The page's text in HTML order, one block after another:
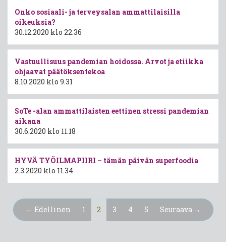
Onko sosiaali- ja terveysalan ammattilaisilla
oikeuksia?
30.12.2020 klo 22.36
Vastuullisuus pandemian hoidossa. Arvot ja etiikka
ohjaavat päätöksentekoa
8.10.2020 klo 9.31
SoTe -alan ammattilaisten eettinen stressi pandemian
aikana
30.6.2020 klo 11.18
HYVÄ TYÖILMAPIIRI – tämän päivän superfoodia
2.3.2020 klo 11.34
← Edellinen 1 2(nykyinen)
3 4 5 Seuraava →